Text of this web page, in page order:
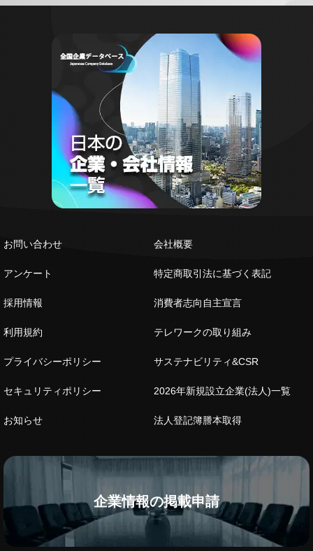
お問い合わせ
アンケート
採用情報
利用規約
プライバシーポリシー
セキュリティポリシー
お知らせ
会社概要
特定商取引法に基づく表記
消費者志向自主宣言
テレワークの取り組み
サステナビリティ&CSR
2026年新規設立企業(法人)一覧
法人登記簿謄本取得
企業情報の掲載申請